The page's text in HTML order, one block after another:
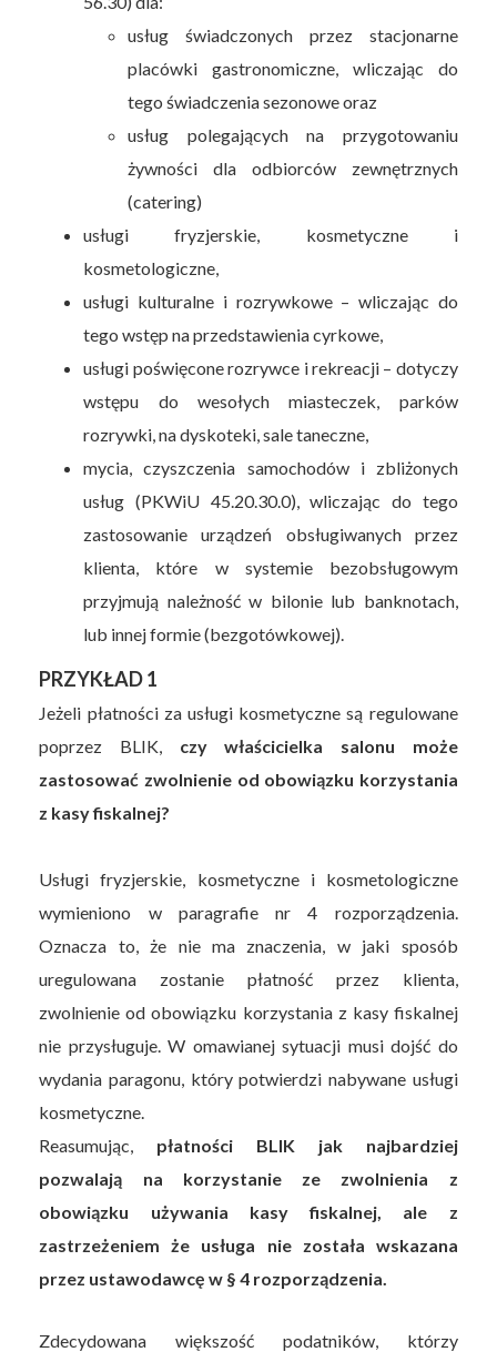
usług świadczonych przez stacjonarne
placówki gastronomiczne, wliczając do
tego świadczenia sezonowe oraz
usług polegających na przygotowaniu
żywności dla odbiorców zewnętrznych
(catering)
usługi fryzjerskie, kosmetyczne i
kosmetologiczne,
usługi kulturalne i rozrywkowe – wliczając do
tego wstęp na przedstawienia cyrkowe,
usługi poświęcone rozrywce i rekreacji – dotyczy
wstępu do wesołych miasteczek, parków
rozrywki, na dyskoteki, sale taneczne,
mycia, czyszczenia samochodów i zbliżonych
usług (PKWiU 45.20.30.0), wliczając do tego
zastosowanie urządzeń obsługiwanych przez
klienta, które w systemie bezobsługowym
przyjmują należność w bilonie lub banknotach,
lub innej formie (bezgotówkowej).
PRZYKŁAD 1
Jeżeli płatności za usługi kosmetyczne są regulowane
poprzez BLIK, czy właścicielka salonu może
zastosować zwolnienie od obowiązku korzystania
z kasy fiskalnej?
Usługi fryzjerskie, kosmetyczne i kosmetologiczne
wymieniono w paragrafie nr 4 rozporządzenia.
Oznacza to, że nie ma znaczenia, w jaki sposób
uregulowana zostanie płatność przez klienta,
zwolnienie od obowiązku korzystania z kasy fiskalnej
nie przysługuje. W omawianej sytuacji musi dojść do
wydania paragonu, który potwierdzi nabywane usługi
kosmetyczne.
Reasumując, płatności BLIK jak najbardziej
pozwalają na korzystanie ze zwolnienia z
obowiązku używania kasy fiskalnej, ale z
zastrzeżeniem że usługa nie została wskazana
przez ustawodawcę w § 4 rozporządzenia.
Zdecydowana większość podatników, którzy